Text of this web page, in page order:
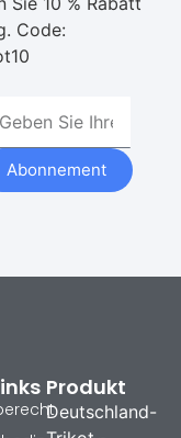
Code:
Abonnement
Produkt
Deutschland-